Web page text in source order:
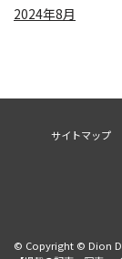
2024年8月
サイトマップ
© Copyright © Dion